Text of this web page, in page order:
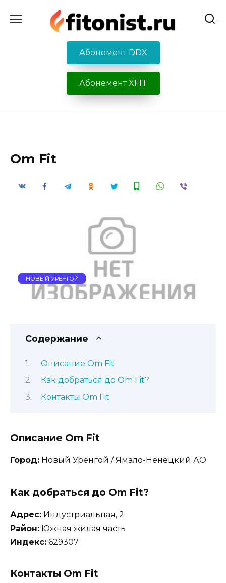
содержанию
Абонемент DDX
Абонемент XFIT
Om Fit
НОВЫЙ УРЕНГОЙ
Содержание
Описание Om Fit
Как добраться до Om Fit?
Контакты Om Fit
Описание Om Fit
Город: Новый Уренгой / Ямало-Ненецкий АО
Как добраться до Om Fit?
Адрес: Индустриальная, 2
Район: Южная жилая часть
Индекс: 629307
Контакты Om Fit